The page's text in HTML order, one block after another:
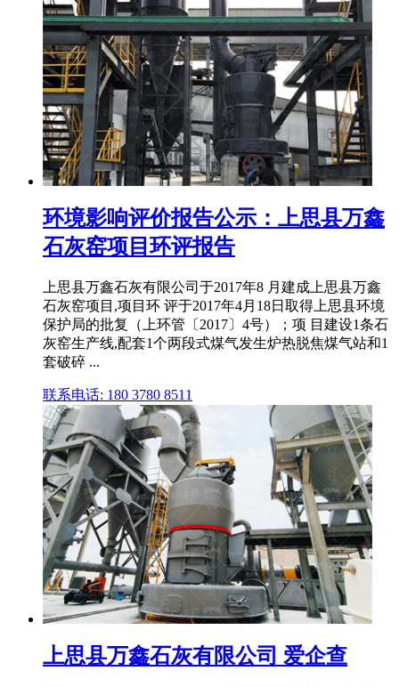
环境影响评价报告公示：上思县万鑫
石灰窑项目环评报告
上思县万鑫石灰有限公司于2017年8 月建成上思县万鑫
石灰窑项目,项目环 评于2017年4月18日取得上思县环境
保护局的批复（上环管〔2017〕4号）；项 目建设1条石
灰窑生产线,配套1个两段式煤气发生炉热脱焦煤气站和1
套破碎 ...
联系电话: 180 3780 8511
上思县万鑫石灰有限公司 爱企查